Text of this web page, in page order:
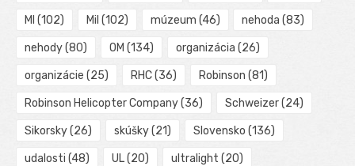
MI (102) Mil (102) múzeum (46) nehoda (83)
nehody(80) OM (134) organizácia (26)
organizácie (25) RHC(36) Robinson (81)
Robinson Helicopter Company(36) Schweizer(24)
Sikorsky(26) skúšky(21) Slovensko (136)
udalosti (48) UL(20) ultralight (20)